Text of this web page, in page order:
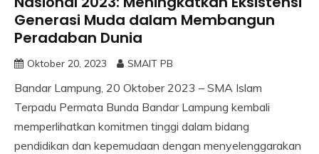
Generasi Muda dalam Membangun
Peradaban Dunia
Oktober 20, 2023 SMAIT PB
Bandar Lampung, 20 Oktober 2023 – SMA Islam
Terpadu Permata Bunda Bandar Lampung kembali
memperlihatkan komitmen tinggi dalam bidang
pendidikan dan kepemudaan dengan menyelenggarakan